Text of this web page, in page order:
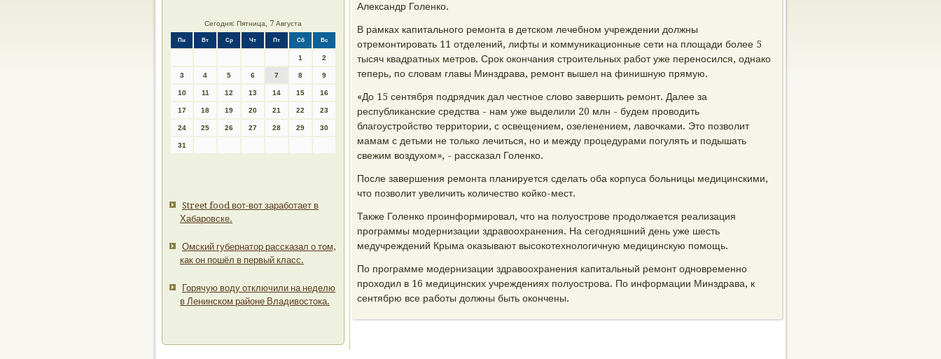
Сегодня: Пятница, 7 Августа
Пн Вт Ср Чт Пт Сб Вс
1 2
3 4 5 6 7 8 9
10 11 12 13 14 15 16
17 18 19 20 21 22 23
24 25 26 27 28 29 30
31
Street food вот-вот заработает в
Хабаровске.
Омский губернатор рассказал о том,
как он пошёл в первый класс.
Горячую воду отключили на неделю
в Ленинском районе Владивостока.
Александр Голенко.
В рамках капитального ремонта в детском лечебном учреждении должны
отремонтировать 11 отделений, лифты и коммуникационные сети на площади более 5
тысяч квадратных метров. Срок окончания строительных работ уже переносился, однако
теперь, по словам главы Минздрава, ремонт вышел на финишную прямую.
«До 15 сентября подрядчик дал честное слово завершить ремонт. Далее за
республиканские средства - нам уже выделили 20 млн - будем проводить
благоустройство территории, с освещением, озеленением, лавочками. Это позволит
мамам с детьми не только лечиться, но и между процедурами погулять и подышать
свежим воздухом», - рассказал Голенко.
После завершения ремонта планируется сделать оба корпуса больницы медицинскими,
что позволит увеличить количество койко-мест.
Также Голенко проинформировал, что на полуострове продолжается реализация
программы модернизации здравоохранения. На сегодняшний день уже шесть
медучреждений Крыма оказывают высокотехнологичную медицинскую помощь.
По программе модернизации здравоохранения капитальный ремонт одновременно
проходил в 16 медицинских учреждениях полуострова. По информации Минздрава, к
сентябрю все работы должны быть окончены.